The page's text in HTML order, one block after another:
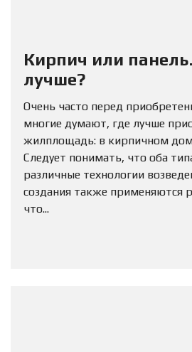
Кирпич или
лучше?
Очень часто перед
многие думают, где лучше
жилплощадь: в кирпичном
Следует понимать, что оба
различные технологии
создания также применяются
что...